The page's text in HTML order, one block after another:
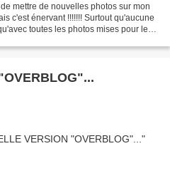
mettre de nouvelles photos sur mon
c'est énervant !!!!!!! Surtout qu'aucune
toutes les photos mises pour les